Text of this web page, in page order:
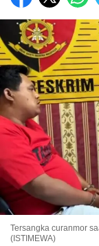
Tersangka curanmor
(ISTIMEWA)